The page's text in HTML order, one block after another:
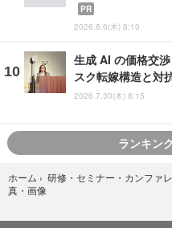
PR
2026.8.6(木) 8:10
生成 AI の価格交
スク転嫁構造と対
2026.7.30(木) 8:15
ランキン
ホーム › 研修・セミナー・カンファ
真・画像